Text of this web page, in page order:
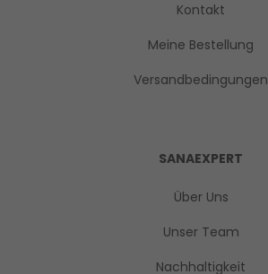
Kontakt
Meine Bestellung
Versandbedingungen
SANAEXPERT
Über Uns
Unser Team
Nachhaltigkeit